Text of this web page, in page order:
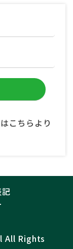
こちらより
All Rights